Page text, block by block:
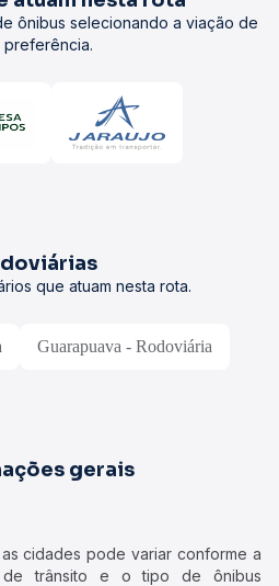
ônibus selecionando a viação de
preferência.
que atuam nesta rota.
Guarapuava - Rodoviária
gerais
cidades pode variar conforme a
de trânsito e o tipo de ônibus